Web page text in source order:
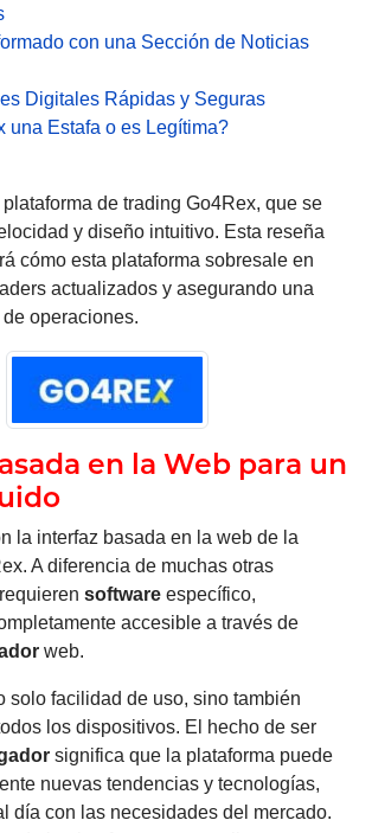
con una Sección de Noticias
Digitales Rápidas y Seguras
una Estafa o es Legítima?
de trading Go4Rex, que se
y diseño intuitivo. Esta reseña
cómo esta plataforma sobresale en
actualizados y asegurando una
operaciones.
en la Web para un
la interfaz basada en la web de la
A diferencia de muchas otras
software específico,
accesible a través de
web.
solo facilidad de uso, sino también
los dispositivos. El hecho de ser
significa que la plataforma puede
nuevas tendencias y tecnologías,
día con las necesidades del mercado.